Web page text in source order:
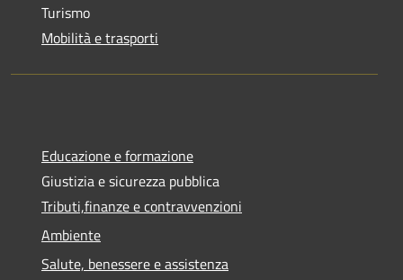
Turismo
Mobilità e trasporti
Educazione e formazione
Giustizia e sicurezza pubblica
Tributi,finanze e contravvenzioni
Ambiente
Salute, benessere e assistenza